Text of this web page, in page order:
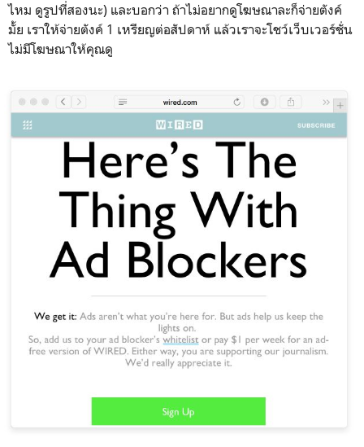
ไหม ดูรูปที่สองนะ) และบอกว่า ถ้าไม่อยากดูโฆษณาละก็จ่ายตังค์
มั้ย เราให้จ่ายตังค์ 1 เหรียญต่อสัปดาห์ แล้วเราจะโชว์เว็บเวอร์ชั่น
ไม่มีโฆษณาให้คุณดู